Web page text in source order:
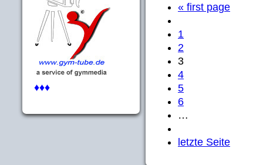
♦♦♦
« first page
1
2
3
4
5
6
…
letzte Seite